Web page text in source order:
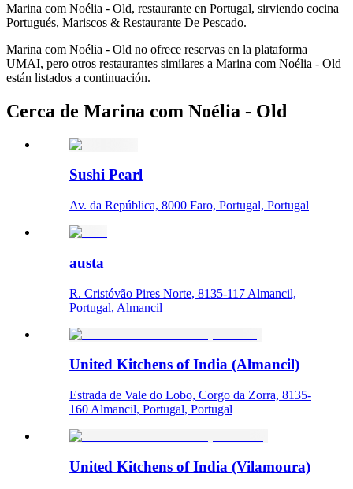
Marina com Noélia - Old, restaurante en Portugal, sirviendo cocina
Portugués, Mariscos & Restaurante De Pescado.
Marina com Noélia - Old no ofrece reservas en la plataforma
UMAI, pero otros restaurantes similares a Marina com Noélia - Old
están listados a continuación.
Cerca de Marina com Noélia - Old
Sushi Pearl
Av. da República, 8000 Faro, Portugal, Portugal
austa
R. Cristóvão Pires Norte, 8135-117 Almancil,
Portugal, Almancil
United Kitchens of India (Almancil)
Estrada de Vale do Lobo, Corgo da Zorra, 8135-
160 Almancil, Portugal, Portugal
United Kitchens of India (Vilamoura)